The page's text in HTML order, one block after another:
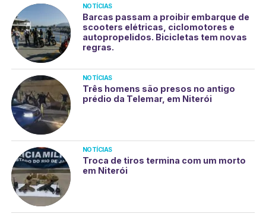
NOTÍCIAS
Barcas passam a proibir embarque de
scooters elétricas, ciclomotores e
autopropelidos. Bicicletas tem novas
regras.
NOTÍCIAS
Três homens são presos no antigo
prédio da Telemar, em Niterói
NOTÍCIAS
Troca de tiros termina com um morto
em Niterói